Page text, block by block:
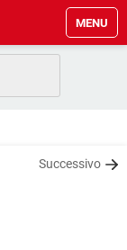
MENU
Successivo